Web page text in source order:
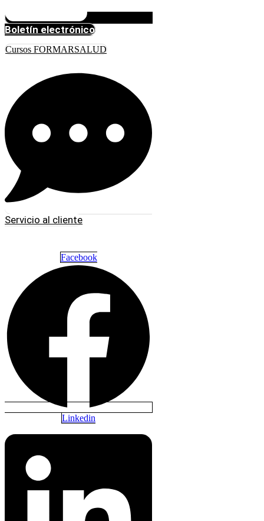
Boletín electrónico
Cursos FORMARSALUD
Servicio al cliente
Facebook
Linkedin